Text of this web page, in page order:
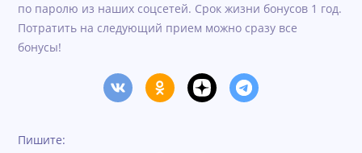
по паролю из наших соцсетей. Срок жизни бонусов 1 год.
Потратить на следующий прием можно сразу все
бонусы!
Пишите: